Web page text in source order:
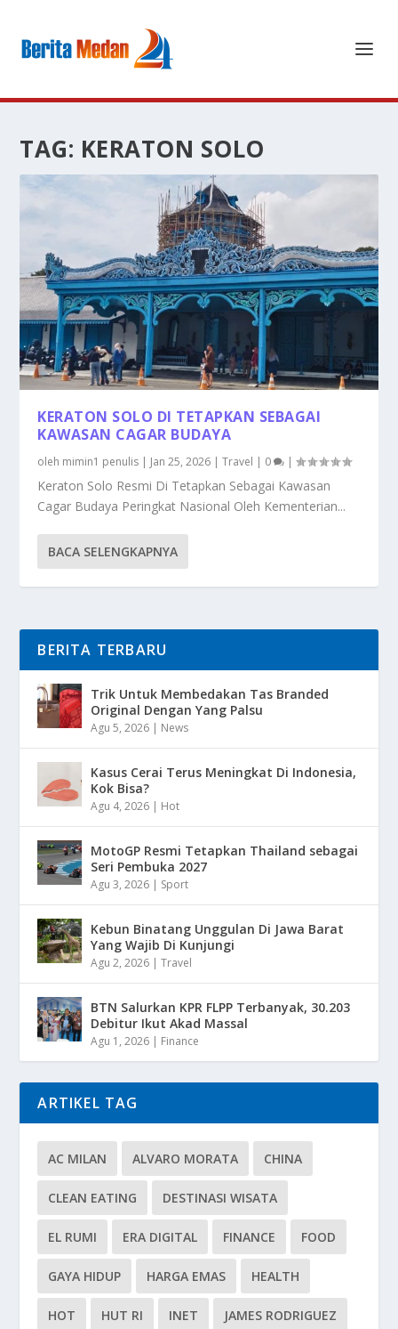
TAG: KERATON SOLO
KERATON SOLO DI TETAPKAN SEBAGAI
KAWASAN CAGAR BUDAYA
oleh mimin1 penulis | Jan 25, 2026 |Travel | 0 |
Keraton Solo Resmi Di Tetapkan Sebagai Kawasan
Cagar Budaya Peringkat Nasional Oleh Kementerian...
BACA SELENGKAPNYA
BERITA TERBARU
Trik Untuk Membedakan Tas Branded
Original Dengan Yang Palsu
Agu 5, 2026 | News
Kasus Cerai Terus Meningkat Di Indonesia,
Kok Bisa?
Agu 4, 2026 | Hot
MotoGP Resmi Tetapkan Thailand sebagai
Seri Pembuka 2027
Agu 3, 2026 | Sport
Kebun Binatang Unggulan Di Jawa Barat
Yang Wajib Di Kunjungi
Agu 2, 2026 |Travel
BTN Salurkan KPR FLPP Terbanyak, 30.203
Debitur Ikut Akad Massal
Agu 1, 2026 | Finance
ARTIKEL TAG
AC MILAN ALVARO MORATA CHINA
CLEAN EATING DESTINASI WISATA
EL RUMI ERA DIGITAL FINANCE FOOD
GAYA HIDUP HARGA EMAS HEALTH
HOT HUT RI INET JAMES RODRIGUEZ